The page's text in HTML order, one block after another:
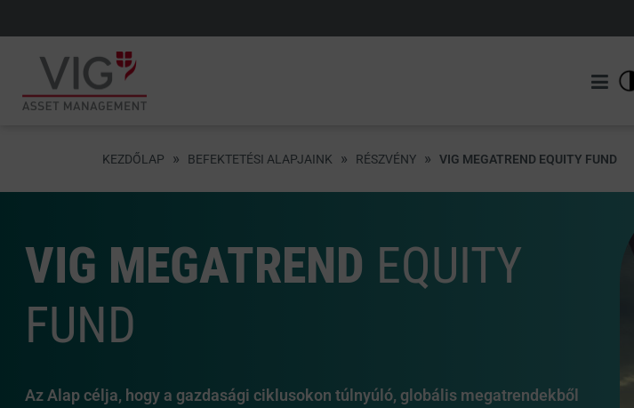
KEZDŐLAP » BEFEKTETÉSI ALAPJAINK » RÉSZVÉNY » VIG MEGATREND EQUITY FUND
VIG MEGATREND EQUITY
FUND
Az Alap célja, hogy a gazdasági ciklusokon túlnyúló, globális megatrendekből